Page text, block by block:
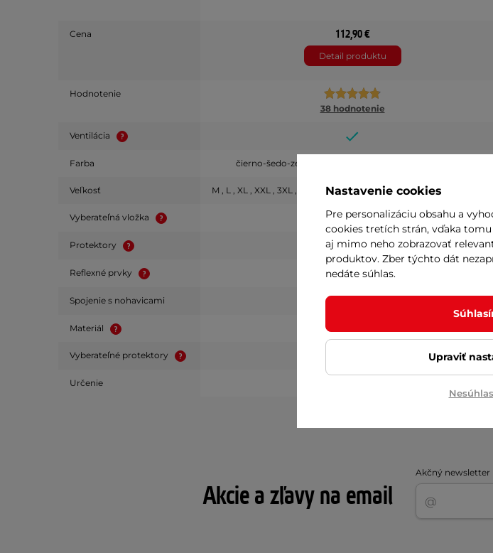
Cena 112,90 €
Detail produktu
Hodnotenie
38 hodnotenie
Ventilácia
Farba čierno-šedo-zelená , čierno-šedá , čierno-šedo-červená
Veľkosť M , L , XL , XXL , 3XL , 4XL , 5XL , 6XL , XL rozšírená , S , XXL rozšírená
Vyberateľná vložka
Protektory
Reflexné prvky
Spojenie s nohavicami
Materiál
Vyberateľné protektory
Určenie
Akcie a zľavy na email
Akčný newsletter
Nastavenie cookies
Pre personalizáciu obsahu a
cookies tretích strán, vďaka
aj mimo neho zobrazovať
produktov. Zber týchto dát
nedáte súhlas.
Upraviť